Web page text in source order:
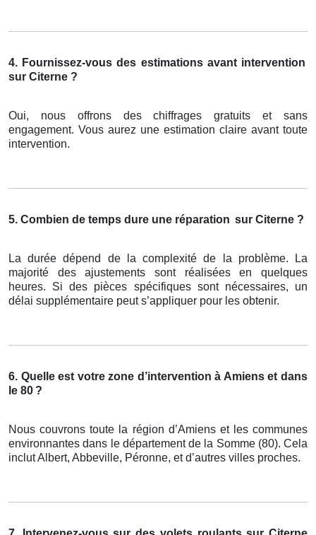
4. Fournissez-vous des estimations avant intervention
sur Citerne ?
Oui, nous offrons des chiffrages gratuits et sans
engagement. Vous aurez une estimation claire avant toute
intervention.
5. Combien de temps dure une réparation sur Citerne ?
La durée dépend de la complexité de la problème. La
majorité des ajustements sont réalisées en quelques
heures. Si des pièces spécifiques sont nécessaires, un
délai supplémentaire peut s’appliquer pour les obtenir.
6. Quelle est votre zone d’intervention à Amiens et dans
le 80 ?
Nous couvrons toute la région d’Amiens et les communes
environnantes dans le département de la Somme (80). Cela
inclut Albert, Abbeville, Péronne, et d’autres villes proches.